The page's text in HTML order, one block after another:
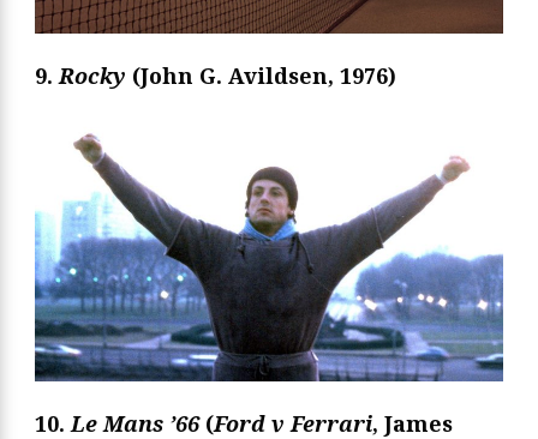
9.Rocky (John G. Avildsen, 1976)
10. Le Mans ’66 (Ford v Ferrari, James